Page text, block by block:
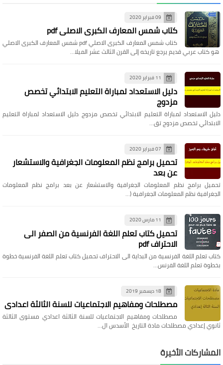
09 فبراير 2020
كتاب شمس المعارف الكبرى الاصلي pdf
كتاب شمس المعارف الكبرى الاصلي pdf شمس المعارف الكبرى الاصلي
هو كتاب عربي قديم يرجع تاريخه إلى القرن الثالث عشر الميلا…
11 فبراير 2020
دليل الاستعداد لمباراة التعليم الابتدائي تخصص
مزدوج
دليل الاستعداد لمباراة التعليم الابتدائي تخصص مزدوج دليل الاستعداد لمباراة التعليم
الابتدائي تخصص مزدوج تق…
07 فبراير 2020
تحميل برامج نظم المعلومات الجغرافية والاستشعار
عن بعد
تحميل برامج نظم المعلومات الجغرافية والاستشعار عن بعد برامج نظم المعلومات
الجغرافية نظم المعلومات الجغرافية (…
11 مارس 2020
تحميل كتاب تعلم اللغة الفرنسية من الصفر الى
الاحتراف pdf
كتاب تعلم اللغة الفرنسية من البداية الى الاحتراف تحميل كتاب تعلم اللغة الفرنسية خطوة
بخطوة تعلم اللغة الفرنس…
18 ديسمبر 2019
مصطلحات ومفاهيم الاجتماعيات للسنة الثالثة اعدادي
مصطلحات ومفاهيم الاجتماعيات للسنة الثالثة اعدادي مستوى الثالثة
ثانوي إعدادي مصطلحات مادة التاريخ الأسدس ال…
المشاركات الأخيرة